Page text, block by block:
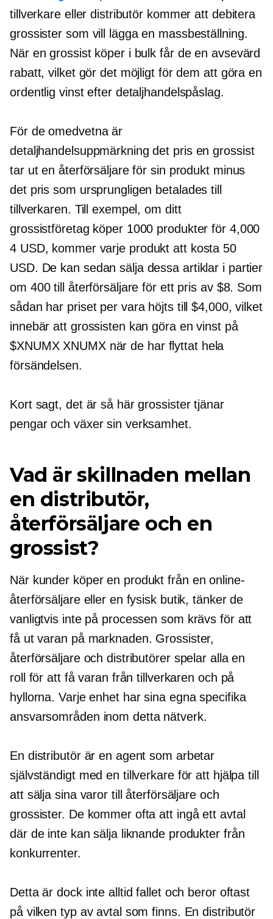
tillverkare eller distributör kommer att debitera
grossister som vill lägga en massbeställning.
När en grossist köper i bulk får de en avsevärd
rabatt, vilket gör det möjligt för dem att göra en
ordentlig vinst efter detaljhandelspåslag.
För de omedvetna är
detaljhandelsuppmärkning det pris en grossist
tar ut en återförsäljare för sin produkt minus
det pris som ursprungligen betalades till
tillverkaren. Till exempel, om ditt
grossistföretag köper 1000 produkter för 4,000
4 USD, kommer varje produkt att kosta 50
USD. De kan sedan sälja dessa artiklar i partier
om 400 till återförsäljare för ett pris av $8. Som
sådan har priset per vara höjts till $4,000, vilket
innebär att grossisten kan göra en vinst på
$XNUMX XNUMX när de har flyttat hela
försändelsen.
Kort sagt, det är så här grossister tjänar
pengar och växer sin verksamhet.
Vad är skillnaden mellan
en distributör,
återförsäljare och en
grossist?
När kunder köper en produkt från en online-
återförsäljare eller en fysisk butik, tänker de
vanligtvis inte på processen som krävs för att
få ut varan på marknaden. Grossister,
återförsäljare och distributörer spelar alla en
roll för att få varan från tillverkaren och på
hyllorna. Varje enhet har sina egna specifika
ansvarsområden inom detta nätverk.
En distributör är en agent som arbetar
självständigt med en tillverkare för att hjälpa till
att sälja sina varor till återförsäljare och
grossister. De kommer ofta att ingå ett avtal
där de inte kan sälja liknande produkter från
konkurrenter.
Detta är dock inte alltid fallet och beror oftast
på vilken typ av avtal som finns. En distributör